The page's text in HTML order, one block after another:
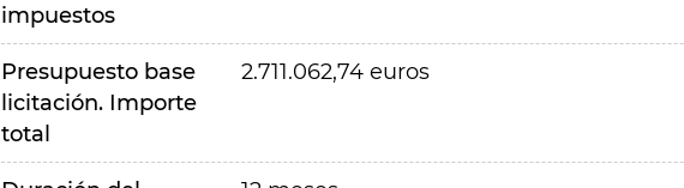
impuestos
Presupuesto base
licitación. Importe
total
2.711.062,74 euros